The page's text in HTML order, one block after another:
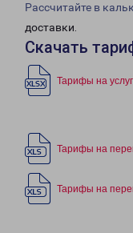
Рассчитайте в
доставки.
Скачать
Тарифы на
Тарифы на
Тарифы на